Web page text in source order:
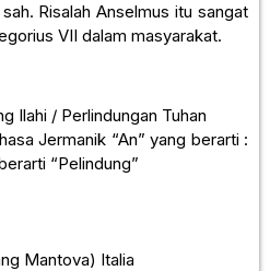
Risalah Anselmus itu sangat
VII dalam masyarakat.
Ilahi / Perlindungan Tuhan
Jermanik “An” yang berarti :
“Pelindung”
Mantova) Italia